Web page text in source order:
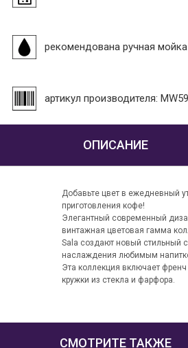
рекомендована ручная мойка
артикул производителя:
ОПИСАНИЕ
Добавьте цвет в ежедневный
приготовления кофе!
Элегантный современный
винтажная цветовая гамма
Sala создают новый стильный
наслаждения любимым
Эта коллекция включает
кружки из стекла и фарфора.
СМОТРИТЕ ТАКЖЕ